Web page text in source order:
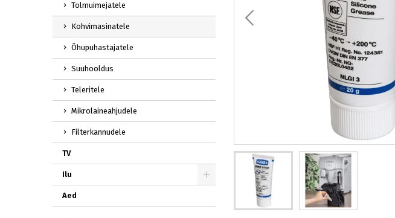
Tolmuimejatele
Kohvimasinatele
Õhupuhastajatele
Suuhooldus
Teleritele
Mikrolaineahjudele
Filterkannudele
TV
Ilu
Aed